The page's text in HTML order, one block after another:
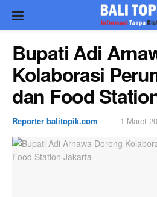
Bupati Adi
Kolaborasi
dan Food
Reporter balitopik.com 1 Maret